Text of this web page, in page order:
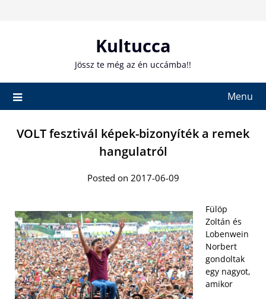
Kultucca
Jössz te még az én uccámba!!
Menu
VOLT fesztivál képek-bizonyíték a remek
hangulatról
Posted on 2017-06-09
Fülöp
Zoltán és
Lobenwein
Norbert
gondoltak
egy nagyot,
amikor